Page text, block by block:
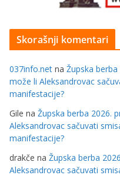
Skorašnji komentari
037info.net na Župska
može li Aleksandrovac
manifestacije?
Gile na Župska berba 2026.
Aleksandrovac sačuvati
manifestacije?
drakče na Župska berba
Aleksandrovac sačuvati